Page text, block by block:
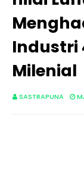
Industri
Milenial
SASTRAPUNA